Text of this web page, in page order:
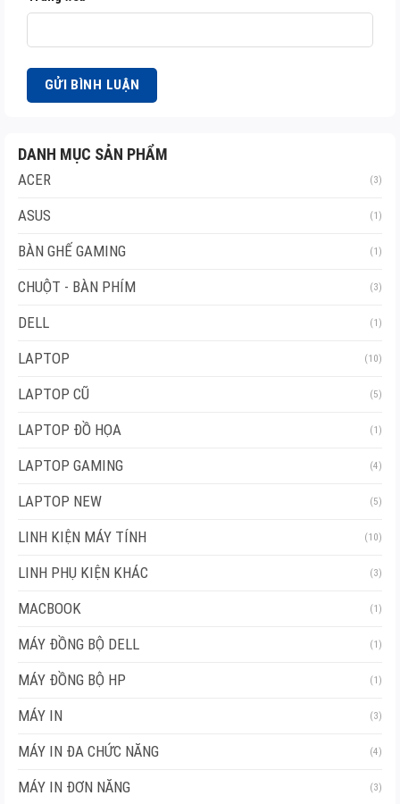
DANH MỤC SẢN PHẨM
ACER (3)
ASUS (1)
BÀN GHẾ GAMING (1)
CHUỘT - BÀN PHÍM (3)
DELL (1)
LAPTOP (10)
LAPTOP CŨ (5)
LAPTOP ĐỒ HỌA (1)
LAPTOP GAMING (4)
LAPTOP NEW (5)
LINH KIỆN MÁY TÍNH (10)
LINH PHỤ KIỆN KHÁC (3)
MACBOOK (1)
MÁY ĐỒNG BỘ DELL (1)
MÁY ĐỒNG BỘ HP (1)
MÁY IN (3)
MÁY IN ĐA CHỨC NĂNG (4)
MÁY IN ĐƠN NĂNG (3)